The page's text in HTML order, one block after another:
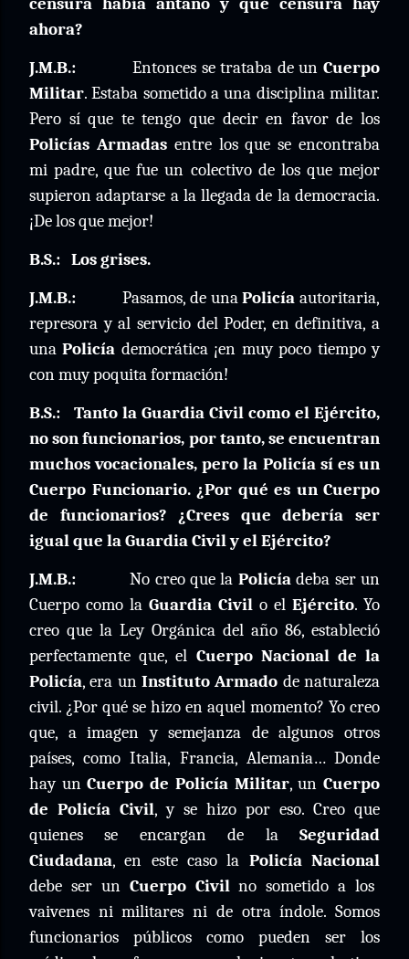
ahora?
J.M.B.:
Entonces se trataba de un Cuerpo
Militar. Estaba sometido a una disciplina militar.
Pero sí que te tengo que decir en favor de los
Policías Armadasentre los que se encontraba
mi padre, que fue un colectivo de los que mejor
supieron adaptarse a la llegada de la democracia.
¡De los que mejor!
B.S.: Los grises.
J.M.B.:
Pasamos, de unaPolicía autoritaria,
represora y al servicio del Poder, en definitiva, a
unaPolicía democrática ¡en muy poco tiempo y
con muy poquita formación!
B.S.:
Tanto la Guardia Civil como el Ejército,
no son funcionarios, por tanto, se encuentran
muchos vocacionales, pero la Policía sí es un
Cuerpo Funcionario. ¿Por qué es un Cuerpo
de funcionarios? ¿Crees que debería ser
igual que la Guardia Civil y el Ejército?
J.M.B.:
No creo que la Policíadeba ser un
Cuerpo como la Guardia Civil o el Ejército. Yo
creo que la Ley Orgánica del año 86, estableció
perfectamente que, el Cuerpo Nacional de la
Policía, era un Instituto Armado de naturaleza
civil. ¿Por qué se hizo en aquel momento? Yo creo
que, a imagen y semejanza de algunos otros
países, como Italia, Francia, Alemania… Donde
hay unCuerpo de Policía Militar, unCuerpo
de Policía Civil, y se hizo por eso. Creo que
quienes se encargan de la Seguridad
Ciudadana, en este caso la Policía Nacional
debe ser un Cuerpo Civilno sometido a los
vaivenes ni militares ni de otra índole. Somos
funcionarios públicos como pueden ser los